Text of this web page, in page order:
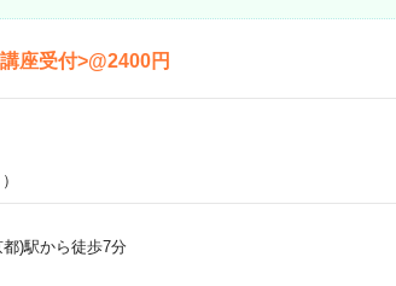
座受付>@2400円
都)駅から徒歩7分